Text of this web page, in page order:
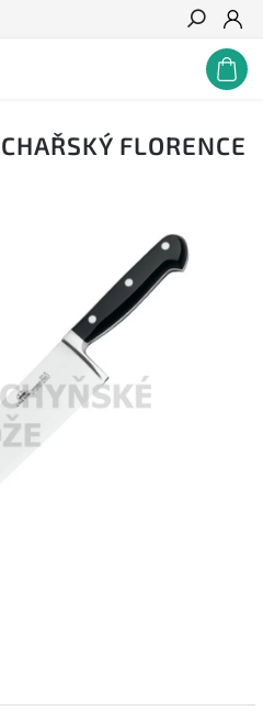
Hledat
FLORENCE